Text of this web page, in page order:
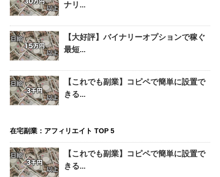
ナリ...
【大好評】バイナリーオプションで稼ぐ
最短...
【これでも副業】コピペで簡単に設置で
きる...
在宅副業：アフィリエイト TOP 5
【これでも副業】コピペで簡単に設置で
きる...